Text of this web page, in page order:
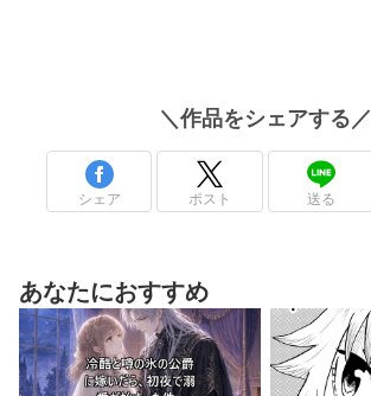
＼ 作品をシェアする／
シェア ポスト 送る
あなたにおすすめ